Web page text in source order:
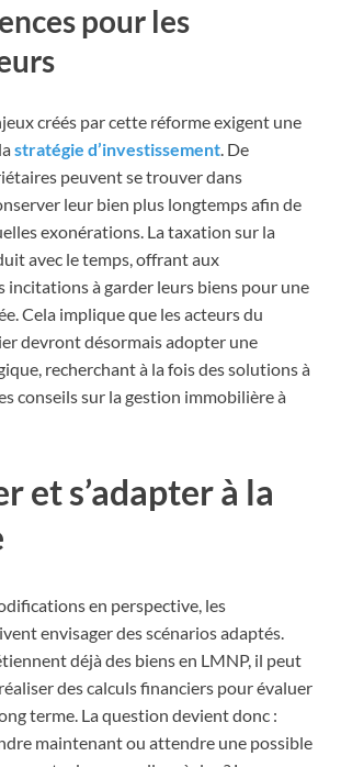
pour les
créés par cette réforme exigent une
stratégie d’investissement. De
peuvent se trouver dans
leur bien plus longtemps afin de
exonérations. La taxation sur la
avec le temps, offrant aux
incitations à garder leurs biens pour une
Cela implique que les acteurs du
devront désormais adopter une
recherchant à la fois des solutions à
conseils sur la gestion immobilière à
et s’adapter à la
en perspective, les
envisager des scénarios adaptés.
déjà des biens en LMNP, il peut
des calculs financiers pour évaluer
terme. La question devient donc :
maintenant ou attendre une possible